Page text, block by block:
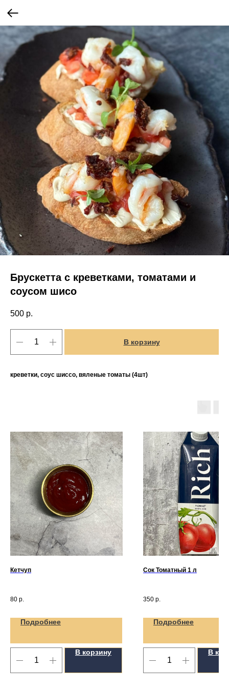
Брускетта с креветками, томатами и
соусом шисо
500 р.
В корзину
креветки, соус шиссо, вяленые томаты (4шт)
Кетчуп
80 р.
Подробнее
В корзину
Сок Томатный 1 л
350 р.
Подробнее
В